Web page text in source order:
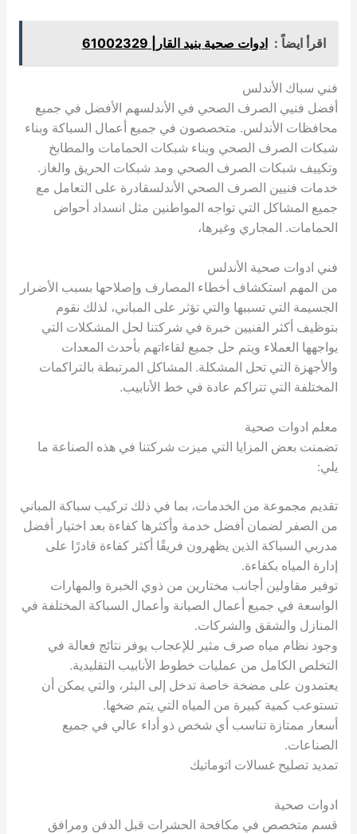
اقرأ ايضاً : ادوات صحية بنيد القار| 61002329
فني سباك الأندلس
أفضل فنيي الصرف الصحي في الأندلسهم الأفضل في جميع
محافظات الأندلس. متخصصون في جميع أعمال السباكة وبناء
شبكات الصرف الصحي وبناء شبكات الحمامات والمطابخ
وتكييف شبكات الصرف الصحي ومد شبكات الحريق والغاز.
خدمات فنيين الصرف الصحي الأندلسقادرة على التعامل مع
جميع المشاكل التي تواجه المواطنين مثل انسداد أحواض
الحمامات. المجاري وغيرها،
فني ادوات صحية الأندلس
من المهم استكشاف أخطاء المصارف وإصلاحها بسبب الأضرار
الجسيمة التي تسببها والتي تؤثر على المباني، لذلك نقوم
بتوظيف أكثر الفنيين خبرة في شركتنا لحل المشكلات التي
يواجهها العملاء ويتم حل جميع لقاءاتهم بأحدث المعدات
والأجهزة التي تحل المشكلة. المشاكل المرتبطة بالتراكمات
المختلفة التي تتراكم عادة في خط الأنابيب.
معلم ادوات صحية
تضمنت بعض المزايا التي ميزت شركتنا في هذه الصناعة ما
يلي:
تقديم مجموعة من الخدمات، بما في ذلك تركيب سباكة المباني
من الصفر لضمان أفضل خدمة وأكثرها كفاءة بعد اختيار أفضل
مدربي السباكة الذين يظهرون فريقًا أكثر كفاءة قادرًا على
إدارة المياه بكفاءة.
توفير مقاولين أجانب مختارين من ذوي الخبرة والمهارات
الواسعة في جميع أعمال الصيانة وأعمال السباكة المختلفة في
المنازل والشقق والشركات.
وجود نظام مياه صرف مثير للإعجاب يوفر نتائج فعالة في
التخلص الكامل من عمليات خطوط الأنابيب التقليدية.
يعتمدون على مضخة خاصة تدخل إلى البئر، والتي يمكن أن
تستوعب كمية كبيرة من المياه التي يتم ضخها.
أسعار ممتازة تناسب أي شخص ذو أداء عالي في جميع
الصناعات.
تمديد تصليح غسالات اتوماتيك
ادوات صحية
قسم متخصص في مكافحة الحشرات قبل الدفن ومرافق